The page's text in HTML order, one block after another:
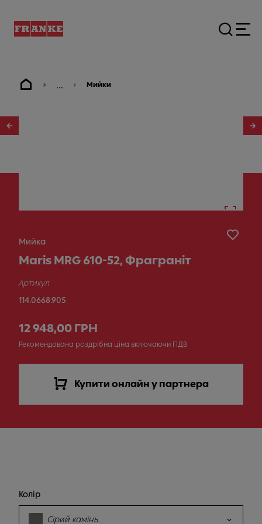
... Мийки
Мийка
Maris MRG 610-52, Фраграніт
Артикул
114.0668.905
12 948,00 ГРН
Рекомендована роздрібна ціна включаючи ПДВ
Купити онлайн у партнера
Колір
Сірий камінь